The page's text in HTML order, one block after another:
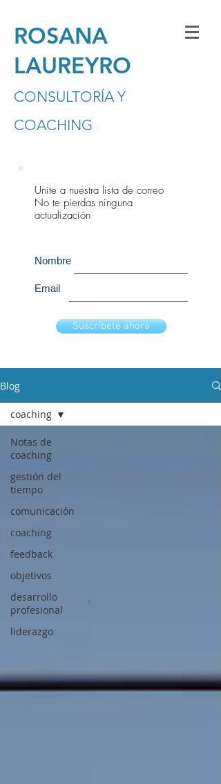
ROSANA
LAUREYRO
CONSULTORÍA Y
COACHING
Unite a nuestra lista de correo
No te pierdas ninguna
actualización
Nombre
Email
Suscríbete ahora
Blog
Notas de
coaching
gestión del
tiempo
comunicación
coaching
feedback
objetivos
desarrollo
profesional
liderazgo
coaching